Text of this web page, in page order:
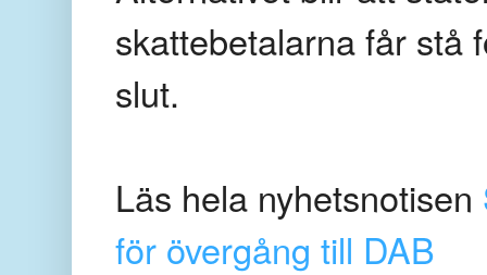
skattebetalarna får stå
slut.
Läs hela nyhetsnotisen
för övergång till DAB